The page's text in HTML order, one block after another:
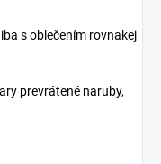
s oblečením rovnakej
prevrátené naruby,